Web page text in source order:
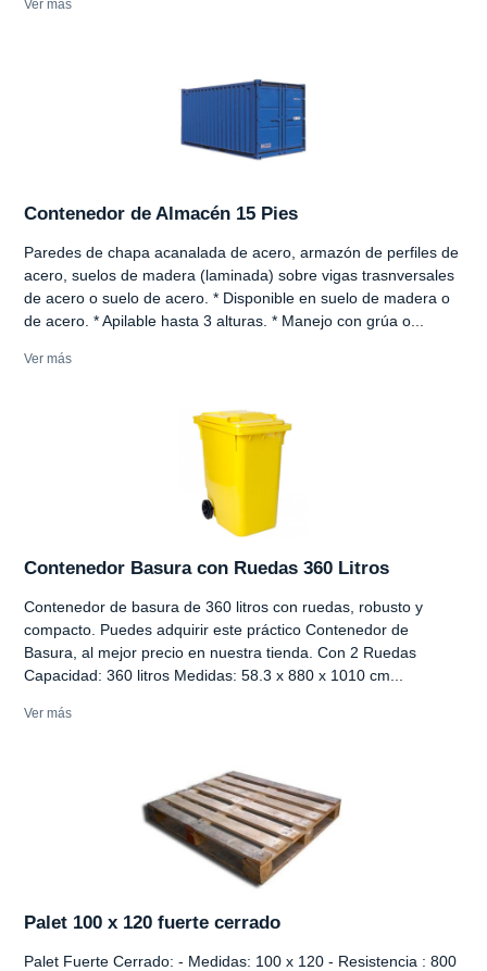
Ver más
Contenedor de Almacén 15 Pies
Paredes de chapa acanalada de acero, armazón de perfiles de
acero, suelos de madera (laminada) sobre vigas trasnversales
de acero o suelo de acero. * Disponible en suelo de madera o
de acero. * Apilable hasta 3 alturas. * Manejo con grúa o...
Ver más
Contenedor Basura con Ruedas 360 Litros
Contenedor de basura de 360 litros con ruedas, robusto y
compacto. Puedes adquirir este práctico Contenedor de
Basura, al mejor precio en nuestra tienda. Con 2 Ruedas
Capacidad: 360 litros Medidas: 58.3 x 880 x 1010 cm...
Ver más
Palet 100 x 120 fuerte cerrado
Palet Fuerte Cerrado: - Medidas: 100 x 120 - Resistencia : 800